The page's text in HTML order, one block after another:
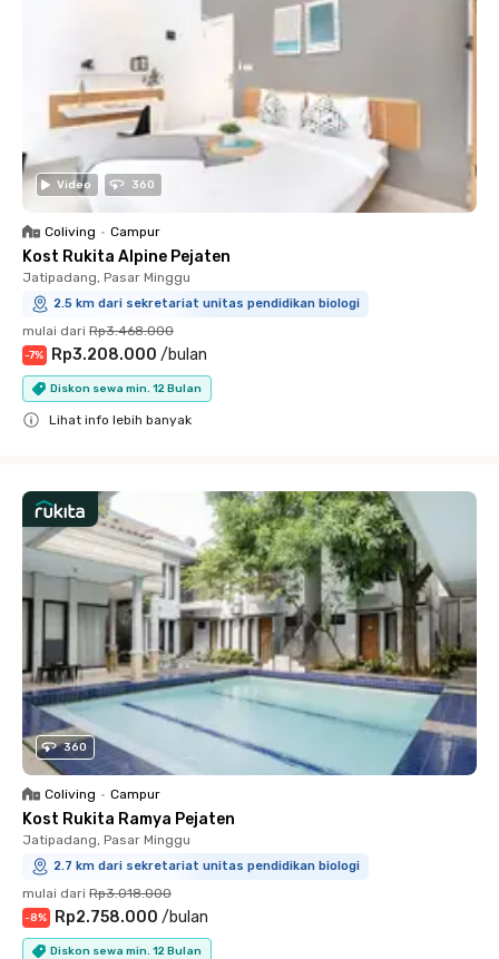
Video 360
Coliving • Campur
Kost Rukita Alpine Pejaten
Jatipadang, Pasar Minggu
2.5 km dari sekretariat unitas pendidikan biologi
mulai dari Rp3.468.000
-7% Rp3.208.000 /bulan
Diskon sewa min. 12 Bulan
Lihat info lebih banyak
360
Coliving • Campur
Kost Rukita Ramya Pejaten
Jatipadang, Pasar Minggu
2.7 km dari sekretariat unitas pendidikan biologi
mulai dari Rp3.018.000
-8% Rp2.758.000 /bulan
Diskon sewa min. 12 Bulan